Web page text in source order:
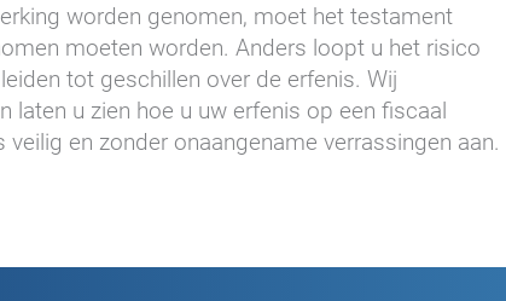
worden genomen, moet het testament
moeten worden. Anders loopt u het risico
tot geschillen over de erfenis. Wij
laten u zien hoe u uw erfenis op een fiscaal
en zonder onaangename verrassingen aan.